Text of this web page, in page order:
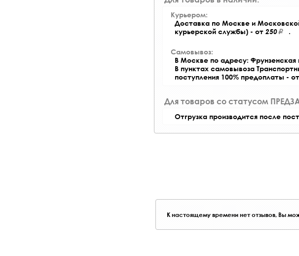
Курьером:
Доставка по Москве и
курьерской службы) - от 250 .
Самовывоз:
В Москве по адресу: Фрунзенская
В пунктах самовывоза
поступления 100% предоплаты - от
Для товаров со статусом
Отгрузка производится после
К настоящему времени нет отзывов, Вы